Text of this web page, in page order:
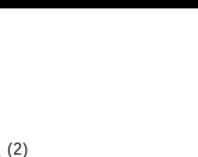
(2)